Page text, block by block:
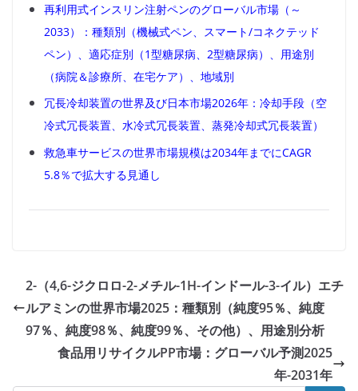
再利用式インスリン注射ペンのグローバル市場（～
2033）：種類別（機械式ペン、スマート/コネクテッド
ペン）、適応症別（1型糖尿病、2型糖尿病）、用途別
（病院＆診療所、在宅ケア）、地域別
冗長冷却装置の世界及び日本市場2026年：冷却手段（空
冷式冗長装置、水冷式冗長装置、蒸発冷却式冗長装置）
救急車サービスの世界市場規模は2034年までにCAGR
5.8％で拡大する見通し
2-（4,6-ジクロロ-2-メチル-1H-インドール-3-イル）エチ
ルアミンの世界市場2025：種類別（純度95％、純度
97％、純度98％、純度99％、その他）、用途別分析
食品用リサイクルPP市場：グローバル予測2025
年-2031年